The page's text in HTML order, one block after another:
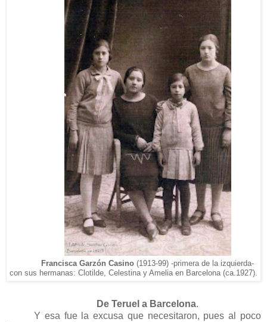
FranciscaGarzón Casino (1913-99) -primera de la izquierda-
con sus hermanas: Clotilde, Celestina y Amelia en Barcelona (ca.1927).
De Teruel a Barcelona.
Y esa fue la excusa que necesitaron, pues al poco